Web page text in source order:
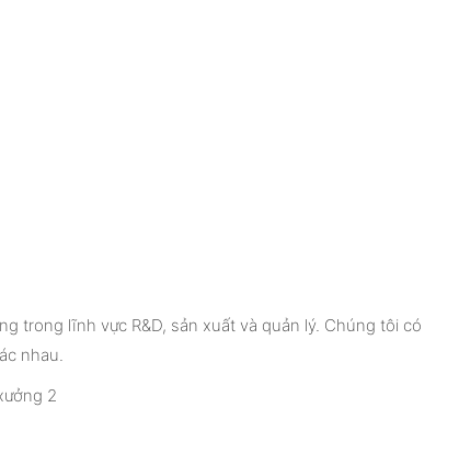
trong lĩnh vực R&D, sản xuất và quản lý. Chúng tôi có
nhau.